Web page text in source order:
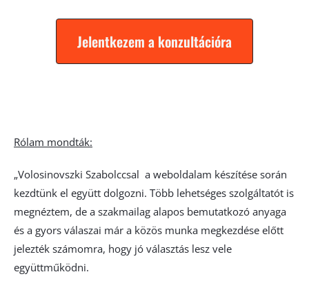
Jelentkezem a konzultációra
Rólam mondták:
„Volosinovszki Szabolccsal a weboldalam készítése során
kezdtünk el együtt dolgozni. Több lehetséges szolgáltatót is
megnéztem, de a szakmailag alapos bemutatkozó anyaga
és a gyors válaszai már a közös munka megkezdése előtt
jelezték számomra, hogy jó választás lesz vele
együttműködni.